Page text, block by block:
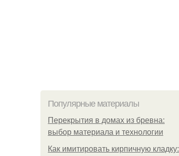
Популярные материалы
Перекрытия в домах из бревна:
выбор материала и технологии
Как имитировать кирпичную кладку: